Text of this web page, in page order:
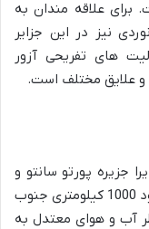
علاقه مندان به
نیز در این جزایر
های تفریحی آزور
و علایق مختلف است.
جزیره پورتو سانتو و
چند جزیره کوچک غیرمسکونی در فاصله حدود 1000 کیلومتری جنوب
آب و هوای معتدل به